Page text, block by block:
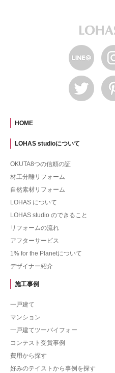
HOME
LOHAS studioについて
OKUTA8つの信頼の証
材工分離リフォーム
自然素材リフォーム
LOHAS について
LOHAS studio のできること
リフォームの流れ
アフターサービス
1% for the Planetについて
デザイナー紹介
施工事例
一戸建て
マンション
一戸建てツーバイフォー
コンテスト受賞事例
費用から探す
好みのテイストから事例を探す